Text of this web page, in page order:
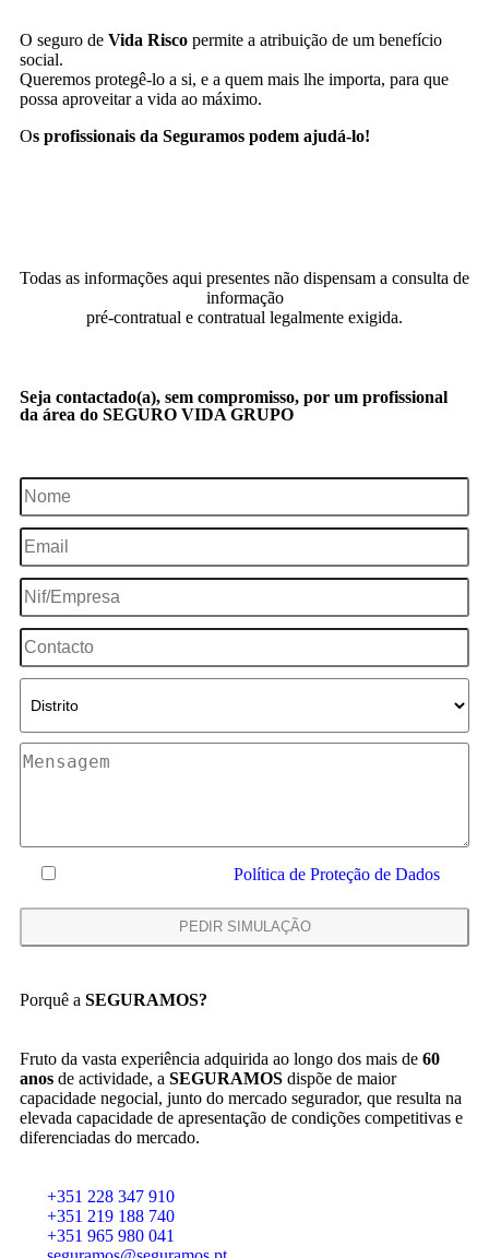
O seguro de Vida Risco permite a atribuição de um benefício
social.
Queremos protegê-lo a si, e a quem mais lhe importa, para que
possa aproveitar a vida ao máximo.
Os profissionais da Seguramos podem ajudá-lo!
Todas as informações aqui presentes não dispensam a consulta de
informação
pré-contratual e contratual legalmente exigida.
Seja contactado(a), sem compromisso, por um profissional
da área do SEGURO VIDA GRUPO
Política de Proteção de Dados
Porquê a SEGURAMOS?
Fruto da vasta experiência adquirida ao longo dos mais de 60
anos de actividade, a SEGURAMOS dispõe de maior
capacidade negocial, junto do mercado segurador, que resulta na
elevada capacidade de apresentação de condições competitivas e
diferenciadas do mercado.
+351 228 347 910
+351 219 188 740
+351 965 980 041